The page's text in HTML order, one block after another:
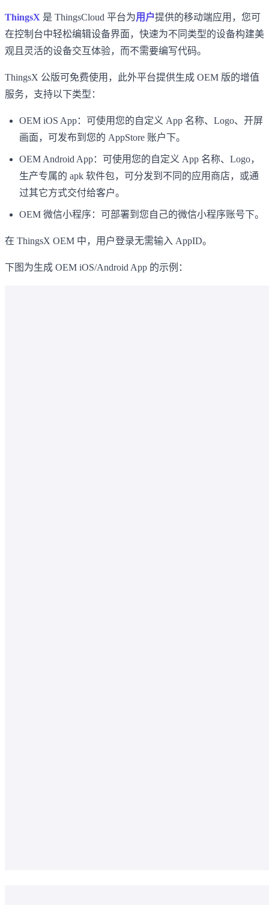
ThingsX 是 ThingsCloud 平台为用户提供的移动端应用，您可
在控制台中轻松编辑设备界面，快速为不同类型的设备构建美
观且灵活的设备交互体验，而不需要编写代码。
ThingsX 公版可免费使用，此外平台提供生成 OEM 版的增值
服务，支持以下类型：
OEM iOS App：可使用您的自定义 App 名称、Logo、开屏
画面，可发布到您的 AppStore 账户下。
OEM Android App：可使用您的自定义 App 名称、Logo，
生产专属的 apk 软件包，可分发到不同的应用商店，或通
过其它方式交付给客户。
OEM 微信小程序：可部署到您自己的微信小程序账号下。
在 ThingsX OEM 中，用户登录无需输入 AppID。
下图为生成 OEM iOS/Android App 的示例：